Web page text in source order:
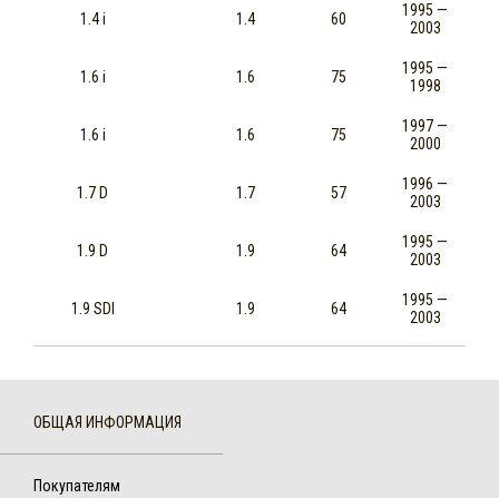
1.4 i 1.4 60
1995 —
2003
1.6 i 1.6 75
1995 —
1998
1.6 i 1.6 75
1997 —
2000
1.7 D 1.7 57
1996 —
2003
1.9 D 1.9 64
1995 —
2003
1.9 SDI 1.9 64
1995 —
2003
ОБЩАЯ ИНФОРМАЦИЯ
Покупателям